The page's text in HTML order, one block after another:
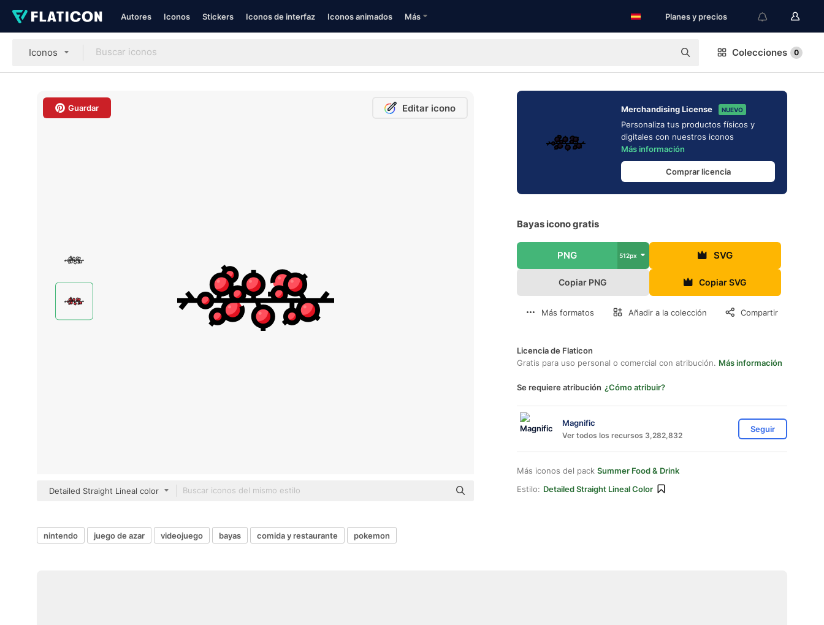
Autores Iconos Stickers Iconos de interfaz Iconos animados Más Planes y precios
Iconos Colecciones 0
Guardar Editar icono
Detailed Straight Lineal color
Merchandising License NUEVO
Personaliza tus productos físicos y
digitales con nuestros iconos
Más información
Comprar licencia
Bayas icono gratis
PNG 512px SVG
Copiar PNG Copiar SVG
Más formatos Añadir a la colección Compartir
Licencia de Flaticon
Gratis para uso personal o comercial con atribución. Más información
Se requiere atribución ¿Cómo atribuir?
Magnific
Ver todos los recursos 3,282,832
Seguir
Más iconos del pack Summer Food & Drink
Estilo: Detailed Straight Lineal Color
nintendo juego de azar videojuego bayas comida y restaurante pokemon